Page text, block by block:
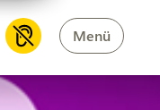
Menü